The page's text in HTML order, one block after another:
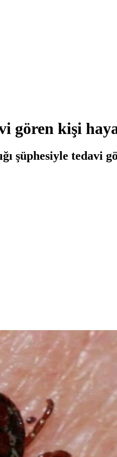
gören kişi
şüphesiyle tedavi